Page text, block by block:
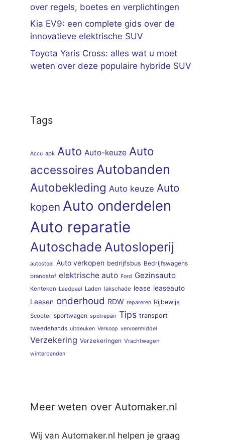
over regels, boetes en verplichtingen
Kia EV9: een complete gids over de
innovatieve elektrische SUV
Toyota Yaris Cross: alles wat u moet
weten over deze populaire hybride SUV
Tags
Accu apk Auto Auto-keuze Auto
accessoires Autobanden
Autobekleding Auto keuze Auto
kopen Auto onderdelen
Auto reparatie
Autoschade Autosloperij
autostoel Auto verkopen bedrijfsbus Bedrijfswagens
brandstof elektrische auto Ford Gezinsauto
Kenteken Laadpaal Laden lakschade lease leaseauto
Leasen onderhoud RDW repareren Rijbewijs
Scooter sportwagen spotrepair Tips transport
tweedehands uitdeuken Verkoop vervoermiddel
Verzekering Verzekeringen Vrachtwagen
winterbanden
Meer weten over Automaker.nl
Wij van Automaker.nl helpen je graag